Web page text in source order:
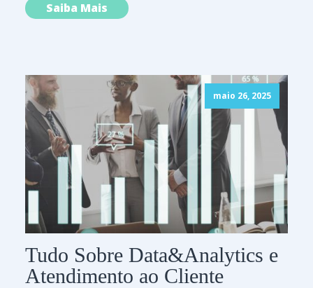
Saiba Mais
maio 26, 2025
Tudo Sobre Data&Analytics e
Atendimento ao Cliente